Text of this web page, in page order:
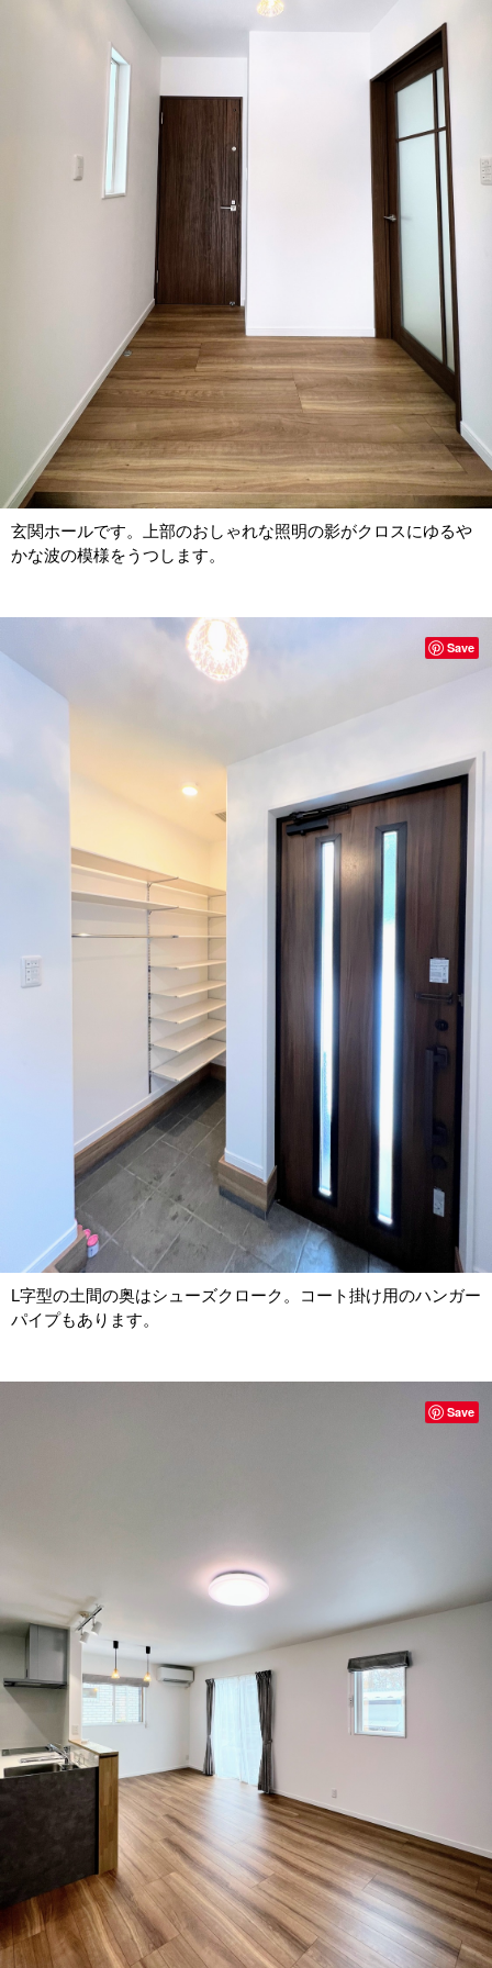
玄関ホールです。上部のおしゃれな照明の影がクロスにゆるや
かな波の模様をうつします。
L字型の土間の奥はシューズクローク。コート掛け用のハンガー
パイプもあります。
Save
Save